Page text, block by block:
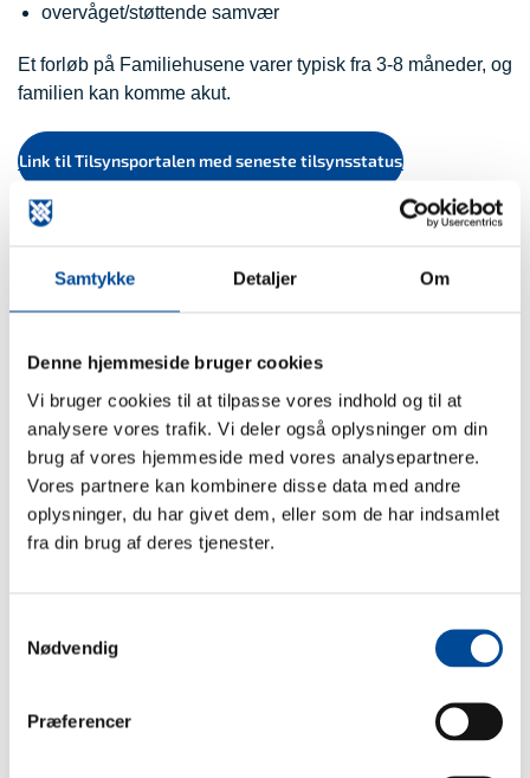
Samtykke Detaljer Om
Denne hjemmeside bruger cookies
Vi bruger cookies til at tilpasse vores indhold og til at
analysere vores trafik. Vi deler også oplysninger om din
brug af vores hjemmeside med vores analysepartnere.
Vores partnere kan kombinere disse data med andre
oplysninger, du har givet dem, eller som de har indsamlet
fra din brug af deres tjenester.
Nødvendig
Præferencer
overvåget/støttende samvær
Et forløb på Familiehusene varer typisk fra 3-8 måneder, og
familien kan komme akut.
Link til Tilsynsportalen med seneste tilsynsstatus
Pædagogisk grundlag / metode
Målgruppe
Personale
Dagligdag